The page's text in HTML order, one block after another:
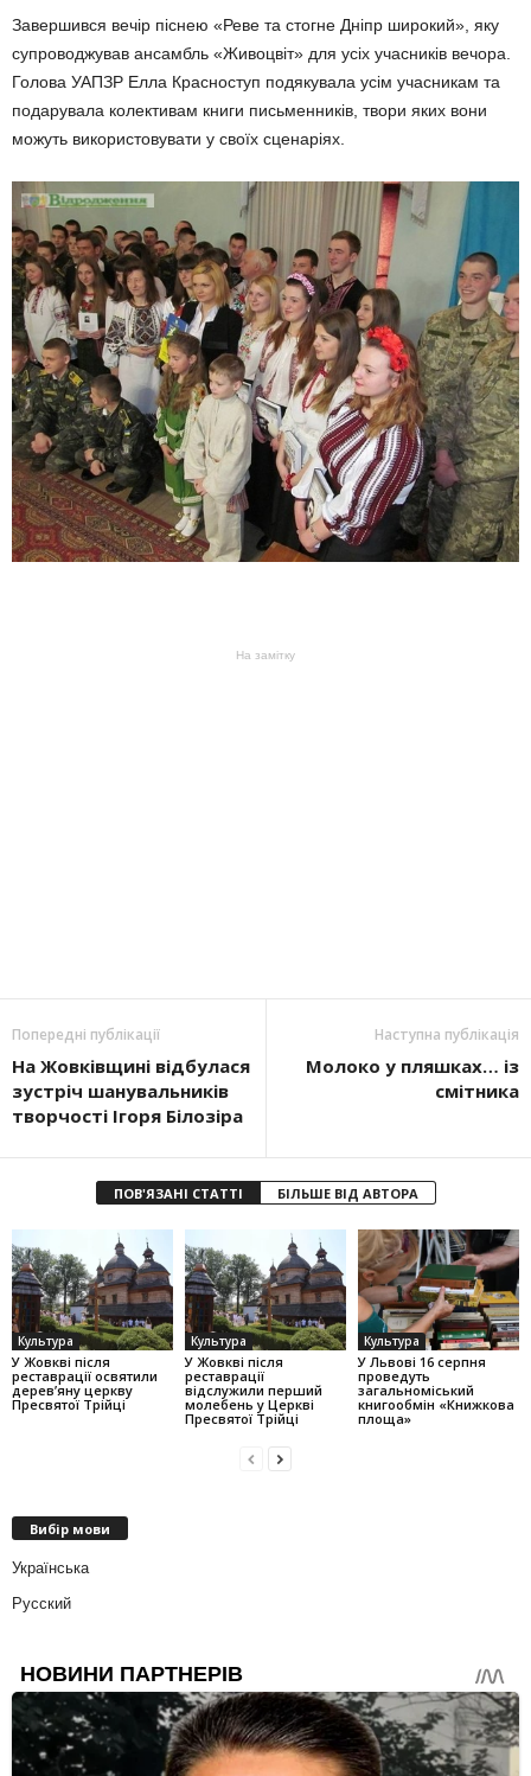
Завершився вечір піснею «Реве та стогне Дніпр широкий», яку
супроводжував ансамбль «Живоцвіт» для усіх учасників вечора.
Голова УАПЗР Елла Красноступ подякувала усім учасникам та
подарувала колективам книги письменників, твори яких вони
можуть використовувати у своїх сценаріях.
На замітку
Попередні публікації
На Жовківщині відбулася
зустріч шанувальників
творчості Ігоря Білозіра
Наступна публікація
Молоко у пляшках… із
смітника
ПОВ'ЯЗАНІ СТАТТІ БІЛЬШЕ ВІД АВТОРА
Культура
У Жовкві після
реставрації освятили
дерев’яну церкву
Пресвятої Трійці
Культура
У Жовкві після
реставрації
відслужили перший
молебень у Церкві
Пресвятої Трійці
Культура
У Львові 16 серпня
проведуть
загальноміський
книгообмін «Книжкова
площа»
Вибір мови
Українська
Русский